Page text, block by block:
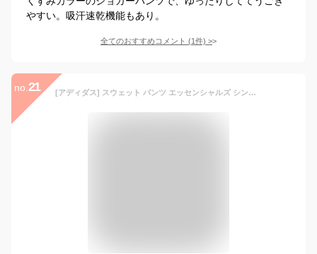
やすい。吸汗速乾機能もあり。
全てのおすすめコメント (1件) >
no. 21 [アディダス] スウェット パンツ エッセンシャルズ シングル ジャージー 7分丈パンツ 29173 レディース ブラック/ホワイト(GM5539) 日本サイズM相当